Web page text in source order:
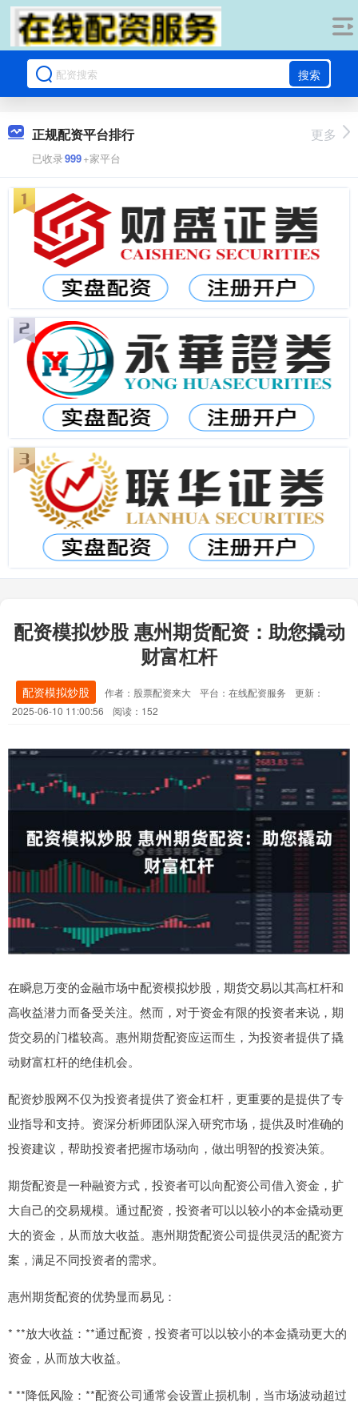
搜索
正规配资平台排行
已收录999+家平台
更多
配资模拟炒股 惠州期货配资：助您撬动
财富杠杆
配资模拟炒股 作者：股票配资来大 平台：在线配资服务
更新：
2025-06-10 11:00:56
阅读：152
在瞬息万变的金融市场中配资模拟炒股，期货交易以其高杠杆和
高收益潜力而备受关注。然而，对于资金有限的投资者来说，期
货交易的门槛较高。惠州期货配资应运而生，为投资者提供了撬
动财富杠杆的绝佳机会。
配资炒股网不仅为投资者提供了资金杠杆，更重要的是提供了专
业指导和支持。资深分析师团队深入研究市场，提供及时准确的
投资建议，帮助投资者把握市场动向，做出明智的投资决策。
期货配资是一种融资方式，投资者可以向配资公司借入资金，扩
大自己的交易规模。通过配资，投资者可以以较小的本金撬动更
大的资金，从而放大收益。惠州期货配资公司提供灵活的配资方
案，满足不同投资者的需求。
惠州期货配资的优势显而易见：
* **放大收益：**通过配资，投资者可以以较小的本金撬动更大的
资金，从而放大收益。
* **降低风险：**配资公司通常会设置止损机制，当市场波动超过